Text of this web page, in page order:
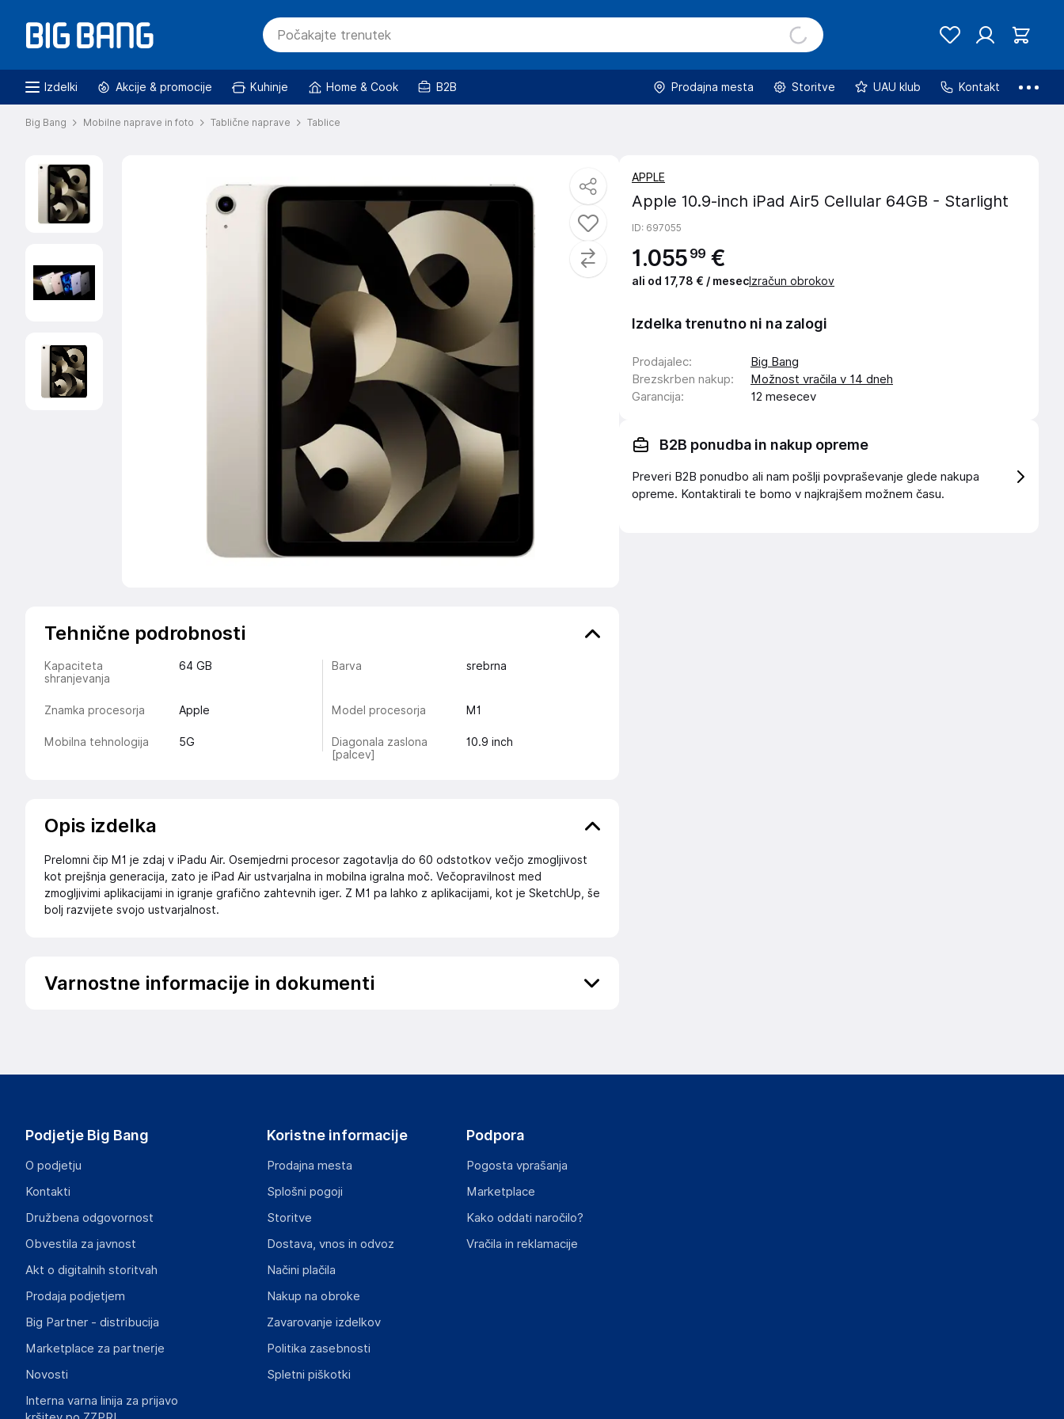
Izdelki Akcije & promocije Kuhinje Home & Cook B2B Prodajna mesta Storitve UAU klub Kontakt
Big Bang Mobilne naprave in foto Tablične naprave Tablice
Tehnične podrobnosti
Kapaciteta
shranjevanja
64 GB Barva srebrna
Znamka procesorja Apple Model procesorja M1
Mobilna tehnologija 5G
Diagonala zaslona
[palcev]
10.9 inch
Opis izdelka
Prelomni čip M1 je zdaj v iPadu Air. Osemjedrni procesor zagotavlja do 60 odstotkov večjo zmogljivost
kot prejšnja generacija, zato je iPad Air ustvarjalna in mobilna igralna moč. Večopravilnost med
zmogljivimi aplikacijami in igranje grafično zahtevnih iger. Z M1 pa lahko z aplikacijami, kot je SketchUp, še
bolj razvijete svojo ustvarjalnost.
Varnostne informacije in dokumenti
www.apple.com
Gospodarski subjekt s sedežem v EU, ki zagotavlja skladnost izdelka z zahtevanimi predpisi.
Hollyhill Industrial Estate, Hollyhill, Cork, Ireland
Ireland
APPLE
Apple 10.9-inch iPad Air5 Cellular 64GB - Starlight
ID: 697055
1.055 99 €
ali od 17,78 € / mesec Izračun obrokov
Izdelka trenutno ni na zalogi
Prodajalec:
Big Bang
Brezskrben nakup:
Možnost vračila v 14 dneh
Garancija: 12 mesecev
B2B ponudba in nakup opreme
Preveri B2B ponudbo ali nam pošlji povpraševanje glede nakupa
opreme. Kontaktirali te bomo v najkrajšem možnem času.
Podjetje Big Bang
O podjetju
Kontakti
Družbena odgovornost
Obvestila za javnost
Akt o digitalnih storitvah
Prodaja podjetjem
Big Partner - distribucija
Marketplace za partnerje
Novosti
Interna varna linija za prijavo
Koristne informacije
Prodajna mesta
Splošni pogoji
Storitve
Dostava, vnos in odvoz
Načini plačila
Nakup na obroke
Zavarovanje izdelkov
Politika zasebnosti
Spletni piškotki
Podpora
Pogosta vprašanja
Marketplace
Kako oddati naročilo?
Vračila in reklamacije